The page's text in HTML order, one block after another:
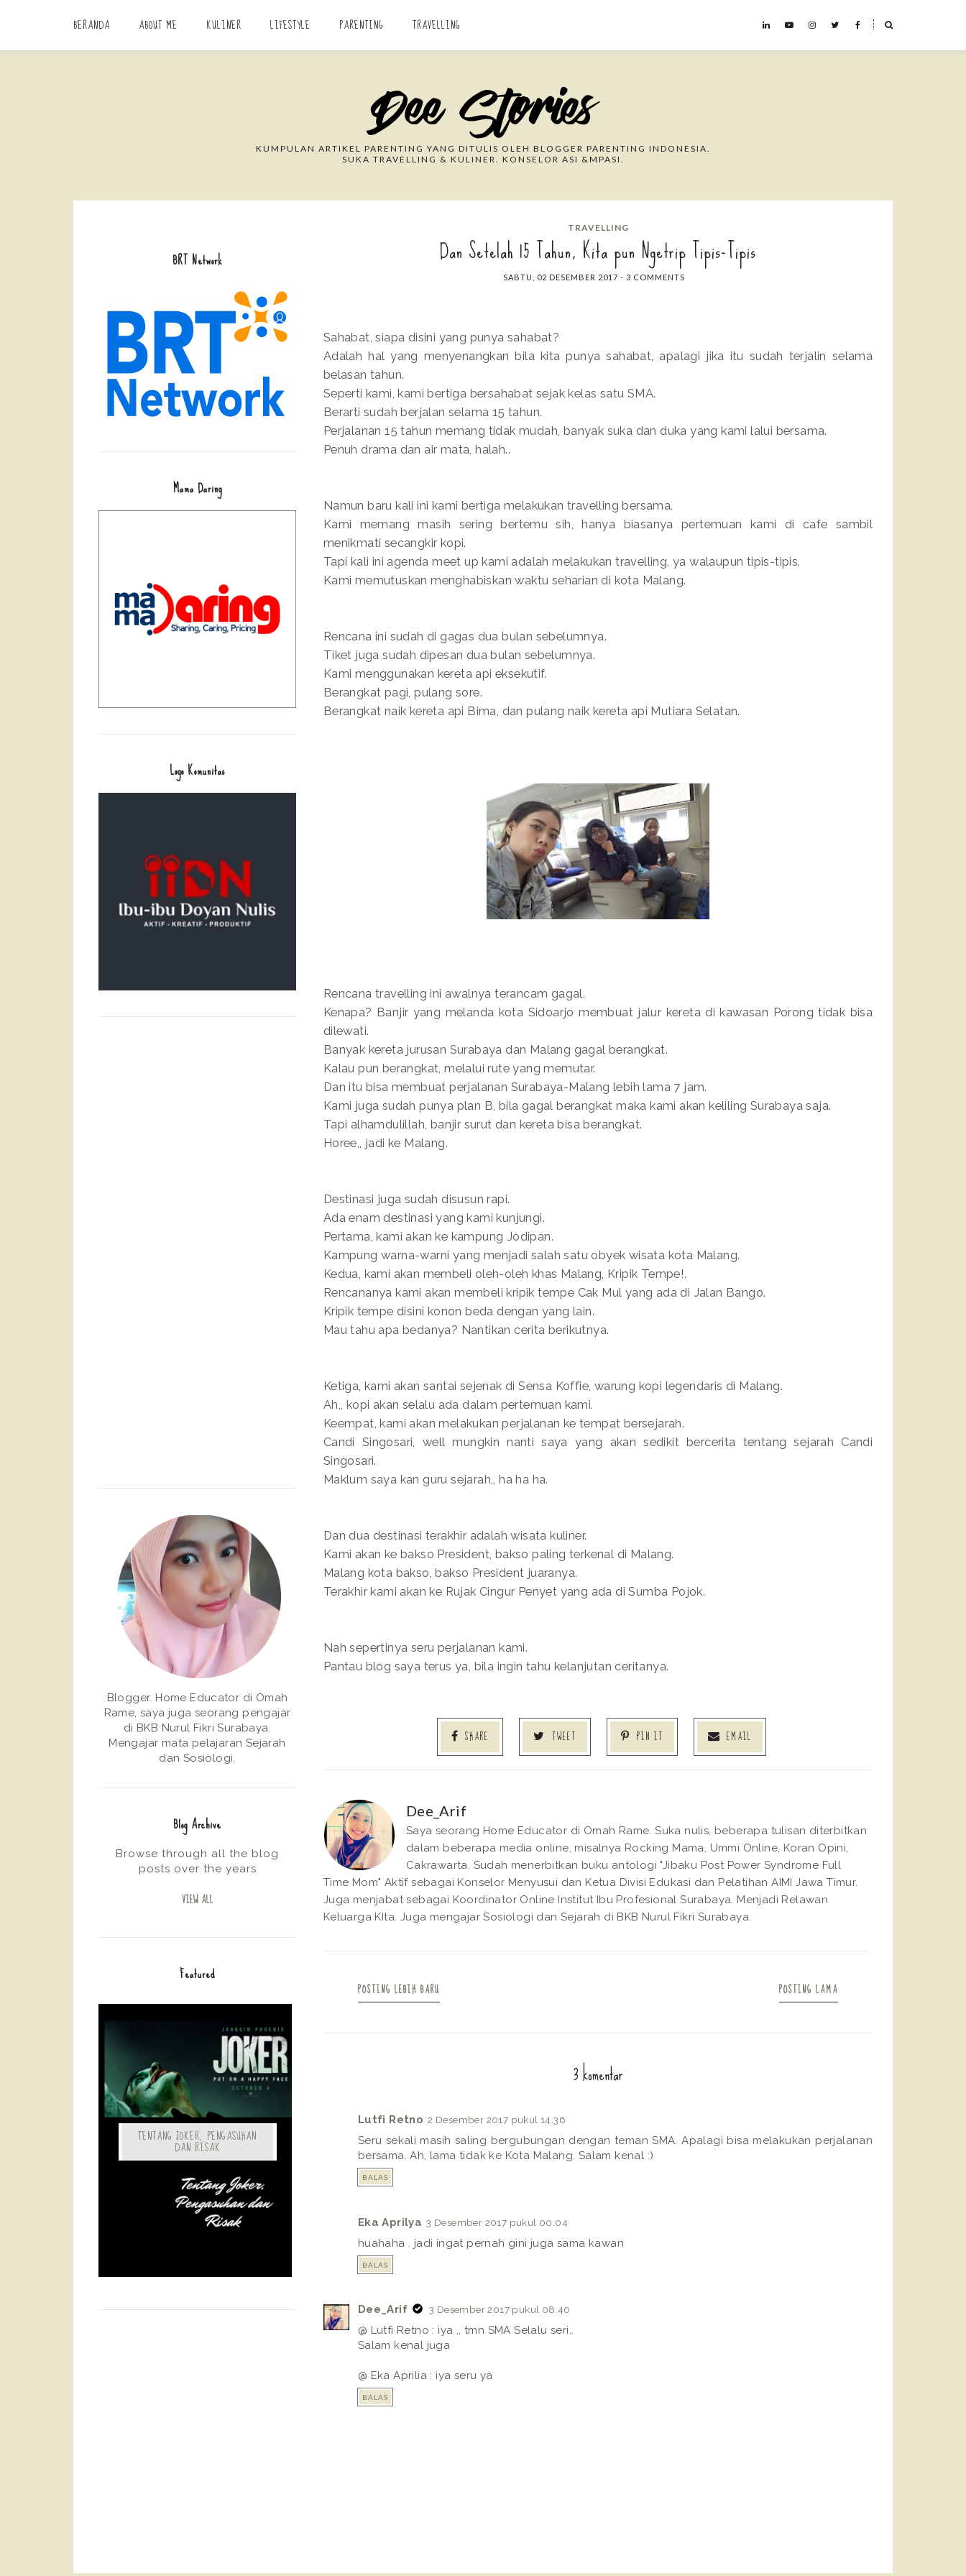
BERANDA ABOUT ME KULINER LIFESTYLE PARENTING TRAVELLING ˟
Search This Blog
KUMPULAN ARTIKEL PARENTING YANG DITULIS OLEH BLOGGER PARENTING INDONESIA.
SUKA TRAVELLING & KULINER. KONSELOR ASI &MPASI.
TRAVELLING
Dan Setelah 15 Tahun, Kita pun Ngetrip Tipis-Tipis
SABTU, 02 DESEMBER 2017 - 3 COMMENTS
Sahabat, siapa disini yang punya sahabat?
Adalah hal yang menyenangkan bila kita punya sahabat, apalagi jika itu sudah terjalin selama
belasan tahun.
Seperti kami, kami bertiga bersahabat sejak kelas satu SMA.
Berarti sudah berjalan selama 15 tahun.
Perjalanan 15 tahun memang tidak mudah, banyak suka dan duka yang kami lalui bersama.
Penuh drama dan air mata, halah..
Namun baru kali ini kami bertiga melakukan travelling bersama.
Kami memang masih sering bertemu sih, hanya biasanya pertemuan kami di cafe sambil
menikmati secangkir kopi.
Tapi kali ini agenda meet up kami adalah melakukan travelling, ya walaupun tipis-tipis.
Kami memutuskan menghabiskan waktu seharian di kota Malang.
Rencana ini sudah di gagas dua bulan sebelumnya.
Tiket juga sudah dipesan dua bulan sebelumnya.
Kami menggunakan kereta api eksekutif.
Berangkat pagi, pulang sore.
Berangkat naik kereta api Bima, dan pulang naik kereta api Mutiara Selatan.
Rencana travelling ini awalnya terancam gagal.
Kenapa? Banjir yang melanda kota Sidoarjo membuat jalur kereta di kawasan Porong tidak bisa
dilewati.
Banyak kereta jurusan Surabaya dan Malang gagal berangkat.
Kalau pun berangkat, melalui rute yang memutar.
Dan itu bisa membuat perjalanan Surabaya-Malang lebih lama 7 jam.
Kami juga sudah punya plan B, bila gagal berangkat maka kami akan keliling Surabaya saja.
Tapi alhamdulillah, banjir surut dan kereta bisa berangkat.
Horee,, jadi ke Malang.
Destinasi juga sudah disusun rapi.
Ada enam destinasi yang kami kunjungi.
Pertama, kami akan ke kampung Jodipan.
Kampung warna-warni yang menjadi salah satu obyek wisata kota Malang.
Kedua, kami akan membeli oleh-oleh khas Malang, Kripik Tempe!.
Rencananya kami akan membeli kripik tempe Cak Mul yang ada di Jalan Bango.
Kripik tempe disini konon beda dengan yang lain.
Mau tahu apa bedanya? Nantikan cerita berikutnya.
Ketiga, kami akan santai sejenak di Sensa Koffie, warung kopi legendaris di Malang.
Ah,, kopi akan selalu ada dalam pertemuan kami.
Keempat, kami akan melakukan perjalanan ke tempat bersejarah.
Candi Singosari, well mungkin nanti saya yang akan sedikit bercerita tentang sejarah Candi
Singosari.
Maklum saya kan guru sejarah,, ha ha ha.
Dan dua destinasi terakhir adalah wisata kuliner.
Kami akan ke bakso President, bakso paling terkenal di Malang.
Malang kota bakso, bakso President juaranya.
Terakhir kami akan ke Rujak Cingur Penyet yang ada di Sumba Pojok.
Nah sepertinya seru perjalanan kami.
Pantau blog saya terus ya, bila ingin tahu kelanjutan ceritanya.
SHARE TWEET PIN IT EMAIL
Dee_Arif
Saya seorang Home Educator di Omah Rame. Suka nulis, beberapa tulisan diterbitkan
dalam beberapa media online, misalnya Rocking Mama, Ummi Online, Koran Opini,
Cakrawarta. Sudah menerbitkan buku antologi "Jibaku Post Power Syndrome Full
Time Mom" Aktif sebagai Konselor Menyusui dan Ketua Divisi Edukasi dan Pelatihan AIMI Jawa Timur.
Juga menjabat sebagai Koordinator Online Institut Ibu Profesional Surabaya. Menjadi Relawan
Keluarga KIta. Juga mengajar Sosiologi dan Sejarah di BKB Nurul Fikri Surabaya.
POSTING LEBIH BARU POSTING LAMA
3 komentar
Lutfi Retno 2 Desember 2017 pukul 14.36
Seru sekali masih saling bergubungan dengan teman SMA. Apalagi bisa melakukan perjalanan
bersama. Ah, lama tidak ke Kota Malang. Salam kenal :)
BALAS
Eka Aprilya 3 Desember 2017 pukul 00.04
huahaha . jadi ingat pernah gini juga sama kawan
BALAS
Dee_Arif 3 Desember 2017 pukul 08.40
@ Lutfi Retno : iya ,, tmn SMA Selalu seri..
Salam kenal juga
@ Eka Aprilia : iya seru ya
BALAS
BRT Network
Mama Daring
Logo Komunitas
Blogger. Home Educator di Omah
Rame, saya juga seorang pengajar
di BKB Nurul Fikri Surabaya.
Mengajar mata pelajaran Sejarah
dan Sosiologi.
Blog Archive
Browse through all the blog
posts over the years
VIEW ALL
Featured
TENTANG JOKER, PENGASUHAN
DAN RISAK